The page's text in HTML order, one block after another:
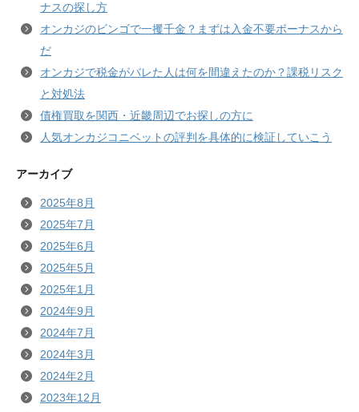
ナスの探し方
オンカジのビンゴで一攫千金？まずは入金不要ボーナスから
だ
オンカジで税金がバレた人は何を間違えたのか？課税リスク
と対処法
債権買取を関西・近畿周辺でお探しの方に
人気オンカジコニベットの評判を具体的に検証していこう
アーカイブ
2025年8月
2025年7月
2025年6月
2025年5月
2025年1月
2024年9月
2024年7月
2024年3月
2024年2月
2023年12月